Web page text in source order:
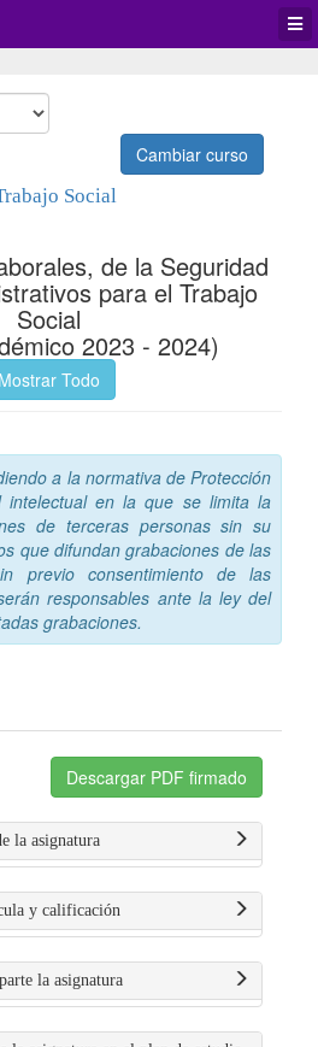
Cambiar curso
Social
de la Seguridad
para el Trabajo
Social
2023 - 2024)
Mostrar Todo
a la normativa de Protección
intelectual en la que se limita la
de terceras personas sin su
que difundan grabaciones de las
previo consentimiento de las
responsables ante la ley del
grabaciones.
Descargar PDF firmado
la asignatura
y calificación
la asignatura